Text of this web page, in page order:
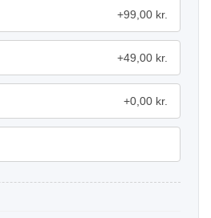
+99,00 kr.
+49,00 kr.
+0,00 kr.